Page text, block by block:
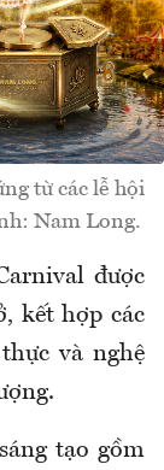
từ các lễ hội
Nam Long.
được
kết hợp các
và nghệ
tạo gồm